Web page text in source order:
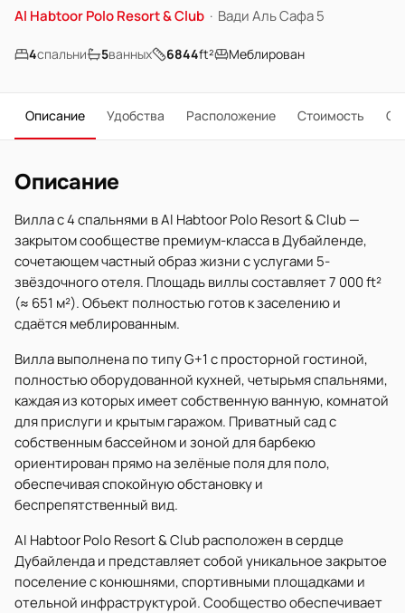
Al Habtoor Polo Resort & Club · Вади Аль Сафа 5
4спальни 5ванных 6844ft² Меблирован
Описание Удобства Расположение Стоимость О
Описание
Вилла с 4 спальнями в Al Habtoor Polo Resort & Club —
закрытом сообществе премиум-класса в Дубайленде,
сочетающем частный образ жизни с услугами 5-
звёздочного отеля. Площадь виллы составляет 7 000 ft²
(≈ 651 м²). Объект полностью готов к заселению и
сдаётся меблированным.
Вилла выполнена по типу G+1 с просторной гостиной,
полностью оборудованной кухней, четырьмя спальнями,
каждая из которых имеет собственную ванную, комнатой
для прислуги и крытым гаражом. Приватный сад с
собственным бассейном и зоной для барбекю
ориентирован прямо на зелёные поля для поло,
обеспечивая спокойную обстановку и
беспрепятственный вид.
Al Habtoor Polo Resort & Club расположен в сердце
Дубайленда и представляет собой уникальное закрытое
поселение с конюшнями, спортивными площадками и
отельной инфраструктурой. Сообщество обеспечивает